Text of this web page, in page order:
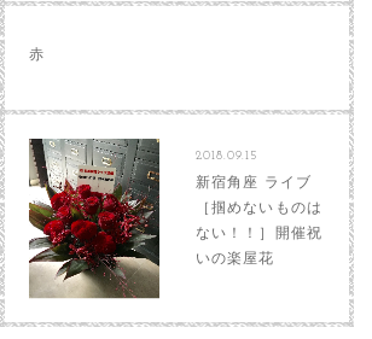
赤
2018.09.15
新宿角座 ライブ
［掴めないものは
ない！！］開催祝
いの楽屋花